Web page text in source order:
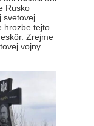
Rusko
svetovej
hrozbe tejto
Zrejme
vojny